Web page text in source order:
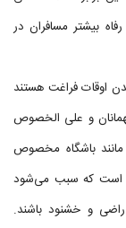
بیشتر مسافران در
اوقات فراغت هستند
و علی الخصوص
مانند باشگاه مخصوص
است که سبب می‌شود
و خشنود باشند.